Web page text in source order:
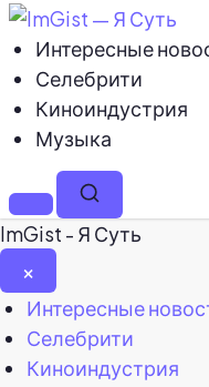
Интересные
Селебрити
Киноиндустрия
Музыка
МенюПоиск
ImGist - Я Суть
×
Закрыть
меню
Интересные
Селебрити
Киноиндустрия